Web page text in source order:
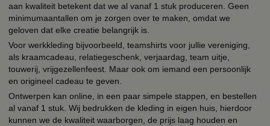
aan kwaliteit betekent dat we al vanaf 1 stuk produceren. Geen
minimumaantallen om je zorgen over te maken, omdat we
geloven dat elke creatie belangrijk is.
Voor werkkleding bijvoorbeeld, teamshirts voor jullie vereniging,
als kraamcadeau, relatiegeschenk, verjaardag, team uitje,
touwerij, vrijgezellenfeest. Maar ook om iemand een persoonlijk
en origineel cadeau te geven.
Ontwerpen kan online, in een paar simpele stappen, en bestellen
al vanaf 1 stuk. Wij bedrukken de kleding in eigen huis, hierdoor
kunnen we de kwaliteit waarborgen, de prijs laag houden en